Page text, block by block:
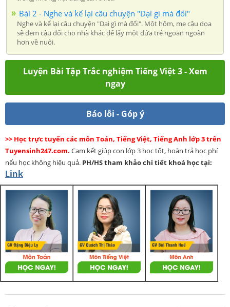
Bài 2 - Nghe và kể lại câu chuyện "Dại gì mà đổi"
Nghe và kể lại câu chuyện "Dại gì mà đổi". Một hôm, mẹ cậu dọa
sẽ đem cậu đổi cho nhà khác để lấy một đứa trẻ ngoan ngoãn
hơn về nuôi.
Luyện Bài Tập Trắc nghiệm Tiếng Việt 3 - Xem
ngay
Báo lỗi - Góp ý
>> Học trực tuyến các môn Toán, Tiếng Việt, Tiếng Anh lớp 3 trên
Tuyensinh247.com. Cam kết giúp con lớp 3 học tốt, hoàn trả học phí
nếu học không hiệu quả. PH/HStham khảo chi tiết khoá học tại:
Link